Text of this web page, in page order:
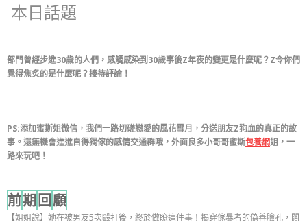
本日話題
部門曾經步進30歲的人們， 感觸感染到30歲事後Z年夜的變更是什麼呢？Z令你們
覺得焦炙的是什麼呢？接待評論！
PS:添加蜜斯姐微信，我們一路切磋戀愛的風花雪月，分送朋友Z狗血的真正的故
事。還無機會進進自得獨傢的感情交通群哦，外面良多小哥哥蜜斯包養網姐，一
路來玩吧！
前期 回顧
【姐姐說】她在被男友5次毆打後，終於做瞭這件事！揭穿傢暴者的偽善臉孔，闊